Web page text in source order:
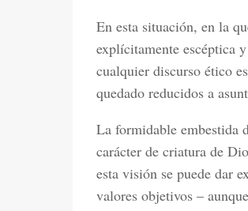
En esta situación, en la
explícitamente escéptica
cualquier discurso ético
quedado reducidos a
La formidable embestida
carácter de criatura de
esta visión se puede dar
valores objetivos –